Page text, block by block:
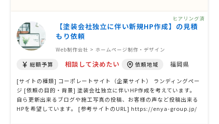
サイトに含まれ …【塗装会社独立に伴い新規HP作成】の見積
もり依頼
Web制作会社 > ホームページ制作・デザイン
総額予算 相談して決めたい 依頼地域 福岡県
[サイトの種類] コーポレートサイト（企業サイト） ランディングペー
ジ [依頼の目的・背景] 塗装会社独立に伴いHP作成を考えています。
自ら更新出来るブログや施工写真の投稿、お客様の声など投稿出来る
HPを希望しています。 [参考サイトのURL] https://enya-group.jp/
ヒアリング済